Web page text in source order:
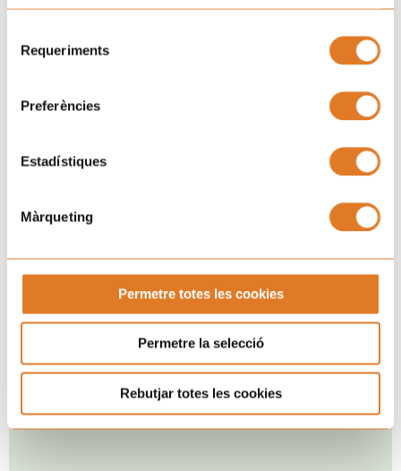
Requeriments
Preferències
Estadístiques
Màrqueting
Permetre totes les cookies
Permetre la selecció
Rebutjar totes les cookies